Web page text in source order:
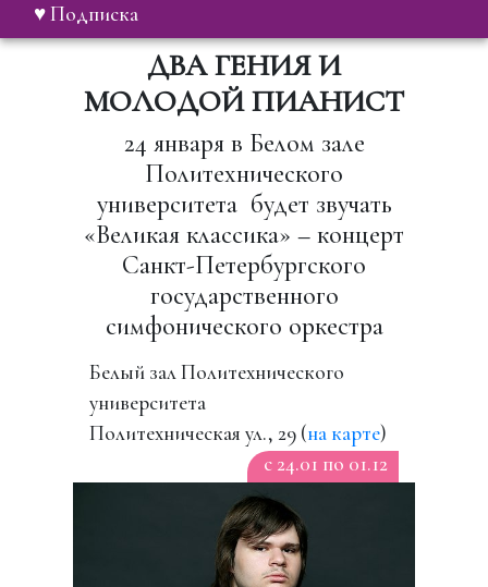
♥ Подписка
ДВА ГЕНИЯ И
МОЛОДОЙ ПИАНИСТ
24 января в Белом зале
Политехнического
университета будет звучать
«Великая классика» – концерт
Санкт-Петербургского
государственного
симфонического оркестра
Белый зал Политехнического
университета
Политехническая ул., 29 (на карте)
c 24.01 по 01.12